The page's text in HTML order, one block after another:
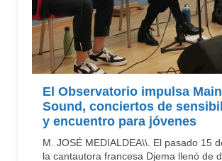
El Observatorio impulsa
Sound, conciertos de
y encuentro para jóvenes
M. JOSÉ MEDIALDEA\\. El pasado 15
la cantautora francesa Djema llenó de